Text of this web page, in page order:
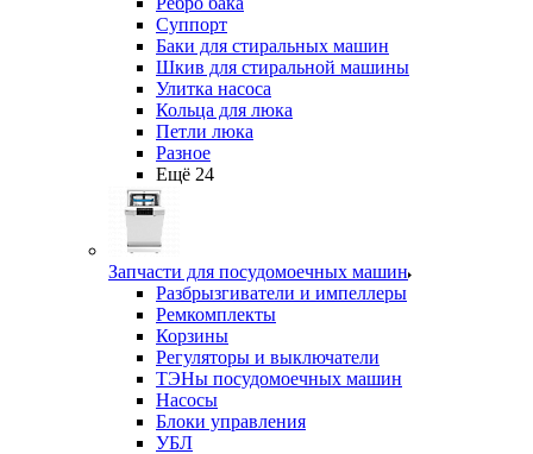
Суппорт
Баки для стиральных машин
Шкив для стиральной машины
Улитка насоса
Кольца для люка
Петли люка
Разное
Ещё 24
Запчасти для посудомоечных машин
Разбрызгиватели и импеллеры
Ремкомплекты
Корзины
Регуляторы и выключатели
ТЭНы посудомоечных машин
Насосы
Блоки управления
УБЛ